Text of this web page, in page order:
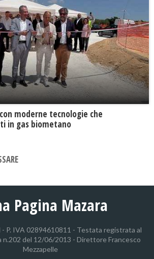
moderne tecnologie che
in gas biometano
Pagina Mazara
P. IVA 02894610811 - Testata registrata al
n.202 del 12/06/2013 - Direttore Francesco
Mezzapelle